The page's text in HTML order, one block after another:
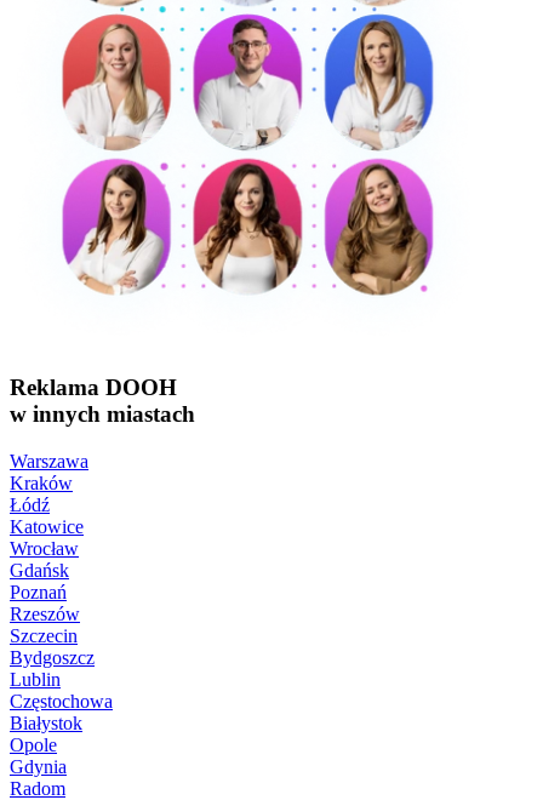
Reklama DOOH
w innych miastach
Warszawa
Kraków
Łódź
Katowice
Wrocław
Gdańsk
Poznań
Rzeszów
Szczecin
Bydgoszcz
Lublin
Częstochowa
Białystok
Opole
Gdynia
Radom